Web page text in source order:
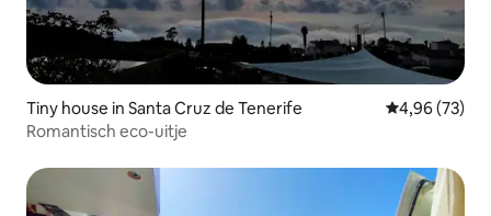
Tiny house in Santa Cruz de Tenerife Gemiddelde
4,96 (73)
Romantisch eco-uitje